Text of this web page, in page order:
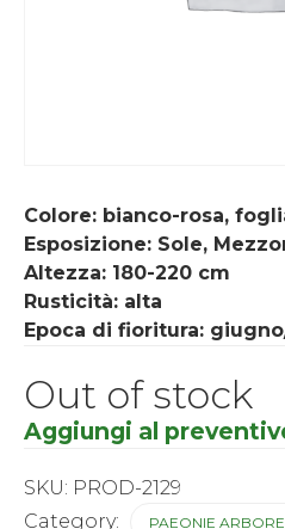
Colore: bianco-rosa,
Esposizione: Sole,
Altezza: 180-220 cm
Rusticità: alta
Epoca di fioritura:
Out of stock
Aggiungi al
SKU: PROD-2129
Category:
PAEONIE